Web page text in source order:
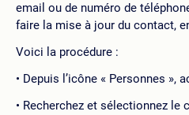
email ou de numéro de
faire la mise à jour du contact,
Voici la procédure :
Depuis l’icône « Personnes »,
Recherchez et sélectionnez le